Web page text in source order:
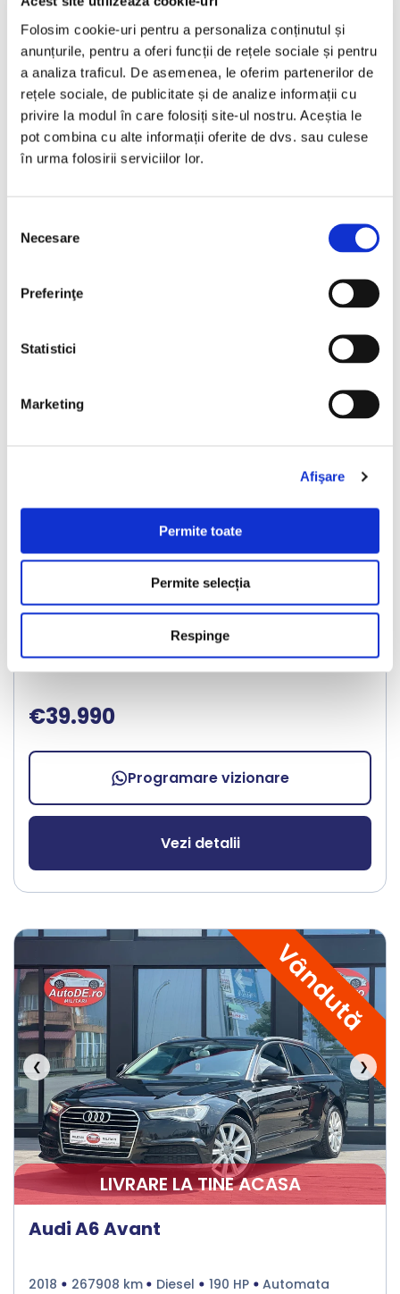
Folosim cookie-uri pentru a personaliza conținutul și
anunțurile, pentru a oferi funcții de rețele sociale și pentru
a analiza traficul. De asemenea, le oferim partenerilor de
rețele sociale, de publicitate și de analize informații cu
privire la modul în care folosiți site-ul nostru. Aceștia le
pot combina cu alte informații oferite de dvs. sau culese
în urma folosirii serviciilor lor.
consimțământului
Necesare
Preferinţe
Statistici
Marketing
Afişare
Permite toate
Permite selecția
Respinge
€11.999
Programare vizionare
Nou
❯
LIVRARE LA TINE ACASA
Porsche Cayenne
2017 213500 km Benzina 440 HP
Automata
Bucuresti Odaii
€39.990
Programare vizionare
Vezi detalii
Vândută
❮ ❯
LIVRARE LA TINE ACASA
Audi A6 Avant
2018 267908 km Diesel 190 HP Automata